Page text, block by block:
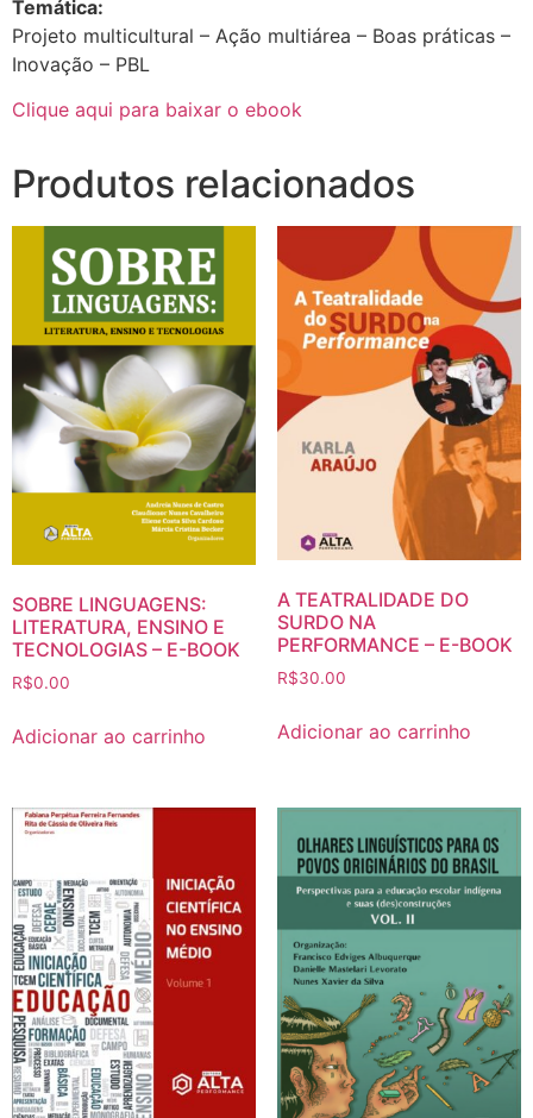
Temática:
Projeto multicultural – Ação multiárea – Boas práticas –
Inovação – PBL
Clique aqui para baixar o ebook
Produtos relacionados
SOBRE LINGUAGENS:
LITERATURA, ENSINO E
TECNOLOGIAS – E-BOOK
R$0.00
Adicionar ao carrinho
A TEATRALIDADE DO
SURDO NA
PERFORMANCE – E-BOOK
R$30.00
Adicionar ao carrinho